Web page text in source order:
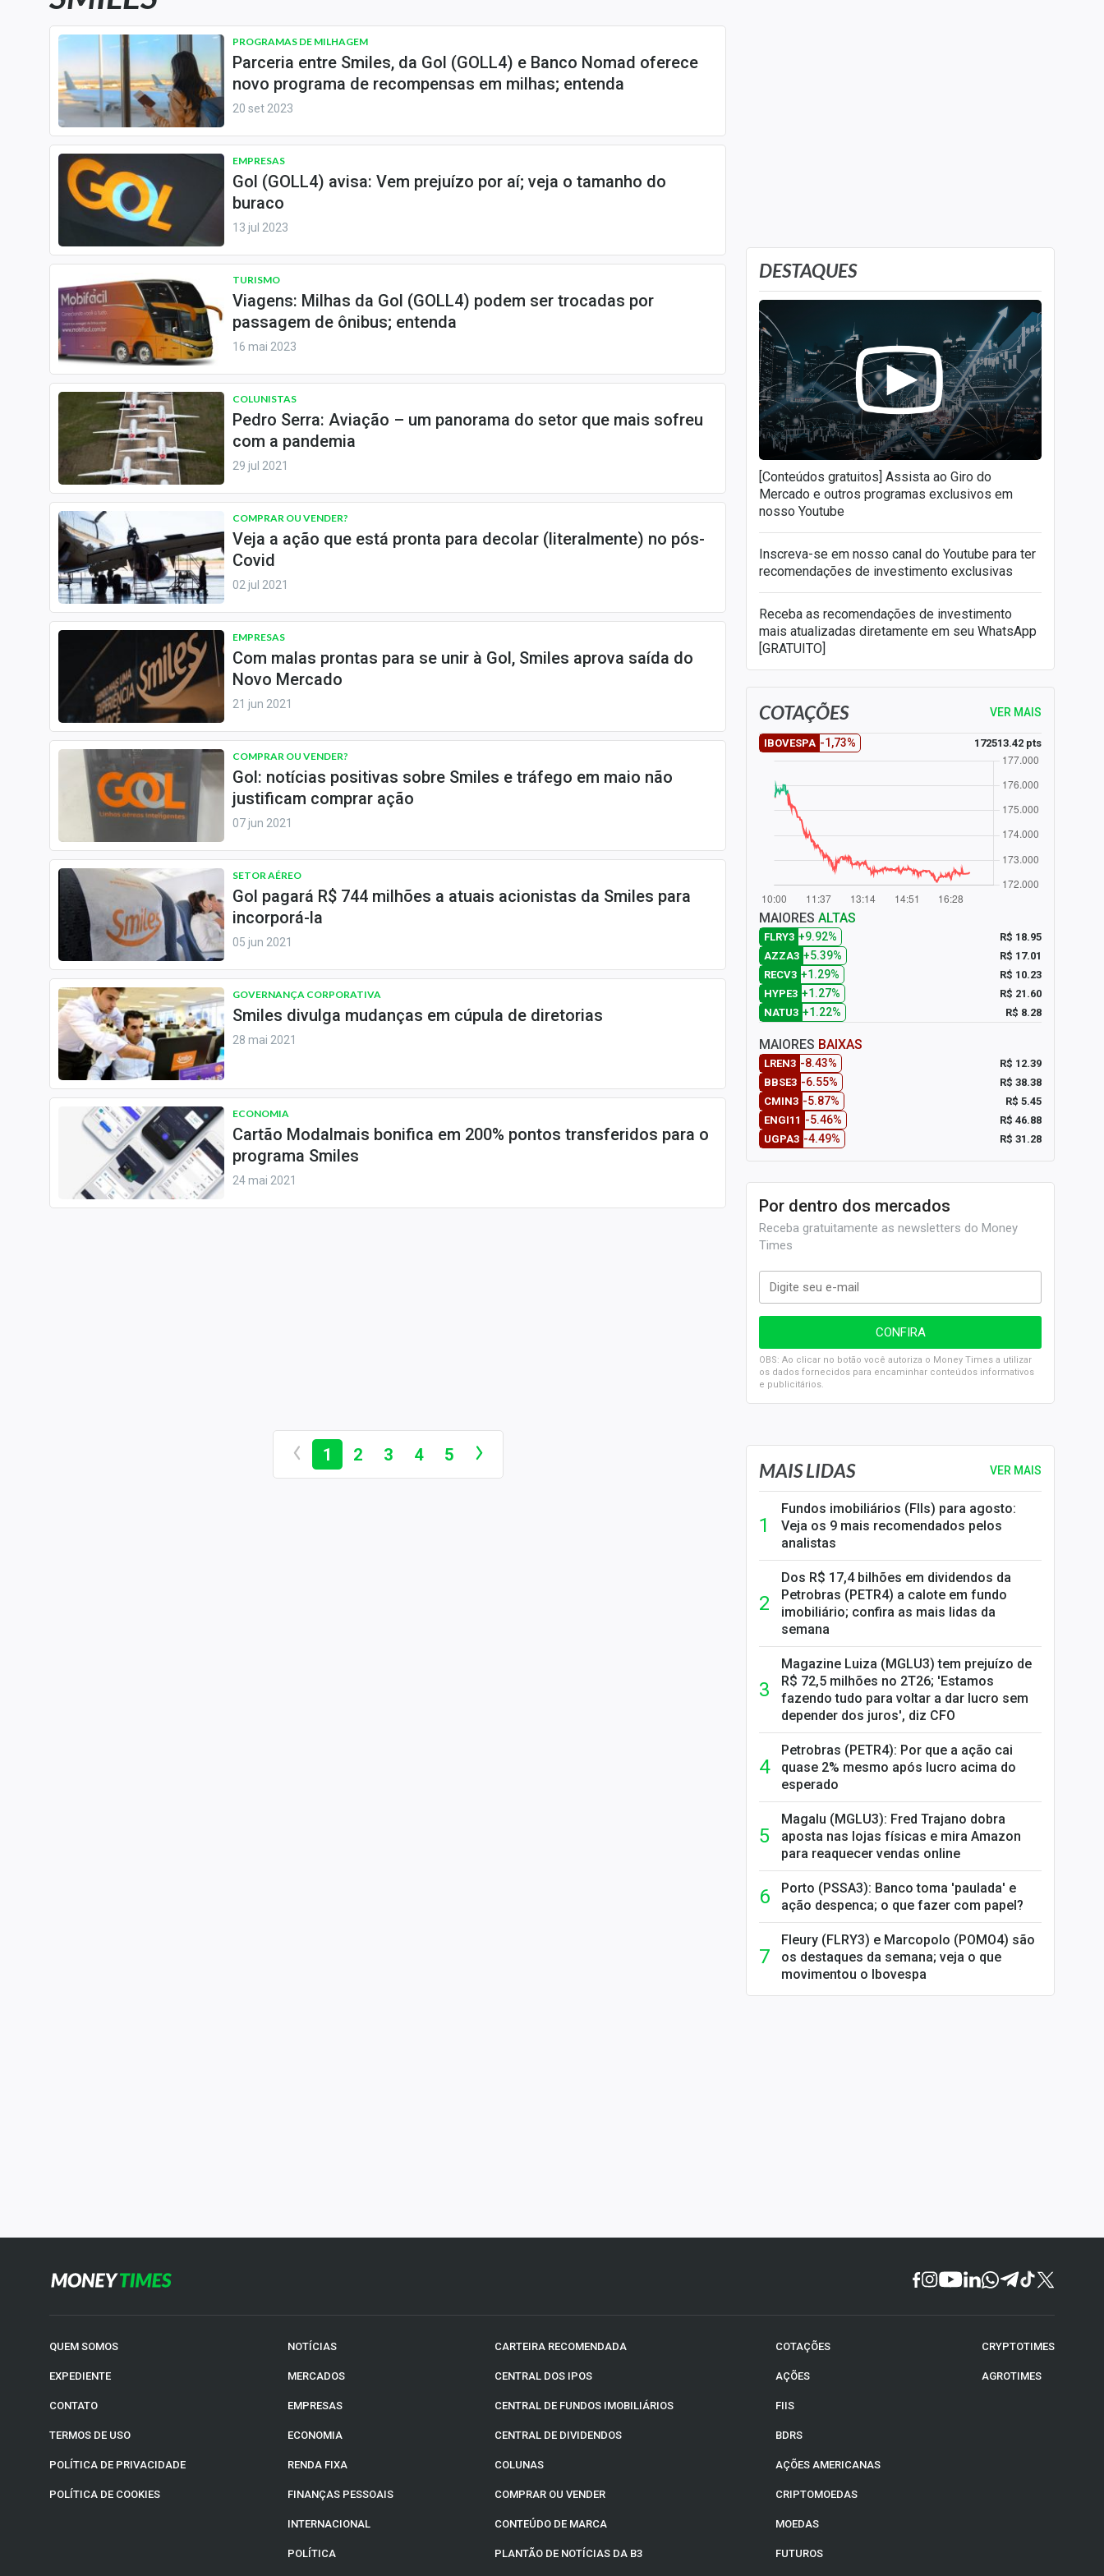
Central de Dividendos
Central de Fundos
Imobiliários
Central dos IPOs
Renda Fixa
Finanças Pessoais
Mercados
Empresas
Colunas
Especiais
Internacional
Tecnologia
Conteúdo de Marca
Sobre
Expediente
Contato
PROGRAMAS DE MILHAGEM
Parceria entre Smiles, da Gol (GOLL4) e Banco Nomad oferece
novo programa de recompensas em milhas; entenda
20 set 2023
EMPRESAS
Gol (GOLL4) avisa: Vem prejuízo por aí; veja o tamanho do
buraco
13 jul 2023
TURISMO
Viagens: Milhas da Gol (GOLL4) podem ser trocadas por
passagem de ônibus; entenda
16 mai 2023
COLUNISTAS
Pedro Serra: Aviação – um panorama do setor que mais sofreu
com a pandemia
29 jul 2021
COMPRAR OU VENDER?
Veja a ação que está pronta para decolar (literalmente) no pós-
Covid
02 jul 2021
EMPRESAS
Com malas prontas para se unir à Gol, Smiles aprova saída do
Novo Mercado
21 jun 2021
COMPRAR OU VENDER?
Gol: notícias positivas sobre Smiles e tráfego em maio não
justificam comprar ação
07 jun 2021
SETOR AÉREO
Gol pagará R$ 744 milhões a atuais acionistas da Smiles para
incorporá-la
05 jun 2021
GOVERNANÇA CORPORATIVA
Smiles divulga mudanças em cúpula de diretorias
28 mai 2021
ECONOMIA
Cartão Modalmais bonifica em 200% pontos transferidos para o
programa Smiles
24 mai 2021
1 2 3 4 5
DESTAQUES
[Conteúdos gratuitos] Assista ao Giro do
Mercado e outros programas exclusivos em
nosso Youtube
Inscreva-se em nosso canal do Youtube para ter
recomendações de investimento exclusivas
Receba as recomendações de investimento
mais atualizadas diretamente em seu WhatsApp
[GRATUITO]
COTAÇÕES VER MAIS
IBOVESPA -1,73% 172513.42 pts
MAIORES ALTAS
FLRY3 +9.92%
R$ 18.95
AZZA3 +5.39%
R$ 17.01
RECV3 +1.29%
R$ 10.23
HYPE3 +1.27%
R$ 21.60
NATU3 +1.22% R$ 8.28
MAIORES BAIXAS
LREN3 -8.43%
R$ 12.39
BBSE3 -6.55%
R$ 38.38
CMIN3 -5.87%
R$ 5.45
ENGI11 -5.46%
R$ 46.88
UGPA3 -4.49% R$ 31.28
Por dentro dos mercados
Receba gratuitamente as newsletters do Money
Times
OBS: Ao clicar no botão você autoriza o Money Times a utilizar
os dados fornecidos para encaminhar conteúdos informativos
e publicitários.
SELIC em 14%: A repercussão da decisão sobre os JUROS
MAIS LIDAS VER MAIS
Fundos imobiliários (FIIs) para agosto:
Veja os 9 mais recomendados pelos
analistas
Dos R$ 17,4 bilhões em dividendos da
Petrobras (PETR4) a calote em fundo
imobiliário; confira as mais lidas da
semana
Magazine Luiza (MGLU3) tem prejuízo de
R$ 72,5 milhões no 2T26; 'Estamos
fazendo tudo para voltar a dar lucro sem
depender dos juros', diz CFO
Petrobras (PETR4): Por que a ação cai
quase 2% mesmo após lucro acima do
esperado
Magalu (MGLU3): Fred Trajano dobra
aposta nas lojas físicas e mira Amazon
para reaquecer vendas online
Porto (PSSA3): Banco toma 'paulada' e
ação despenca; o que fazer com papel?
Fleury (FLRY3) e Marcopolo (POMO4) são
os destaques da semana; veja o que
movimentou o Ibovespa
QUEM SOMOS
EXPEDIENTE
CONTATO
TERMOS DE USO
POLÍTICA DE PRIVACIDADE
POLÍTICA DE COOKIES
NOTÍCIAS
MERCADOS
EMPRESAS
ECONOMIA
RENDA FIXA
FINANÇAS PESSOAIS
INTERNACIONAL
POLÍTICA
CARTEIRA RECOMENDADA
CENTRAL DOS IPOS
CENTRAL DE FUNDOS IMOBILIÁRIOS
CENTRAL DE DIVIDENDOS
COLUNAS
COMPRAR OU VENDER
CONTEÚDO DE MARCA
PLANTÃO DE NOTÍCIAS DA B3
COTAÇÕES
AÇÕES
FIIS
BDRS
AÇÕES AMERICANAS
CRIPTOMOEDAS
MOEDAS
FUTUROS
CRYPTOTIMES
AGROTIMES